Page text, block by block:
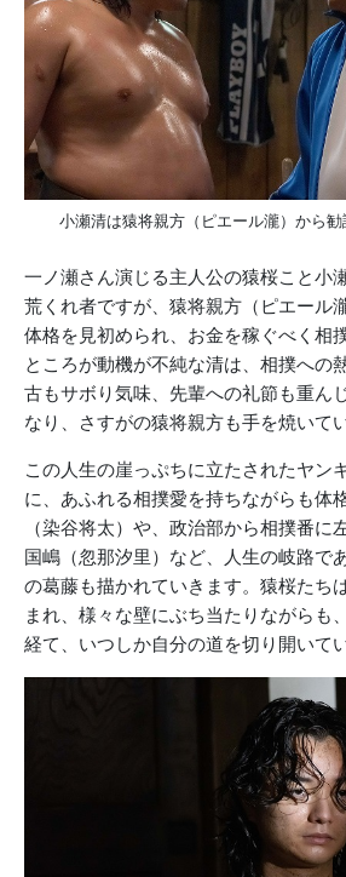
小瀬清は猿将親方（ピエール瀧）から
一ノ瀬さん演じる主人公の猿桜こと小
荒くれ者ですが、猿将親方（ピエール
体格を見初められ、お金を稼ぐべく相
ところが動機が不純な清は、相撲への
古もサボり気味、先輩への礼節も重ん
なり、さすがの猿将親方も手を焼いて
この人生の崖っぷちに立たされたヤン
に、あふれる相撲愛を持ちながらも体
（染谷将太）や、政治部から相撲番に
国嶋（忽那汐里）など、人生の岐路で
の葛藤も描かれていきます。猿桜たち
まれ、様々な壁にぶち当たりながらも
経て、いつしか自分の道を切り開いて